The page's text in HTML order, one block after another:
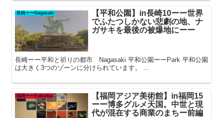
長崎ーーNagasaki
【平和公園】in長崎10ーー世界
でふたつしかない悲劇の地、ナ
ガサキを最後の被爆地にーー
長崎ーー平和と祈りの都市 Nagasaki 平和公園ーーPark 平和公園
は大きく3つのゾーンに分けられています。 ...
福岡ーーFukuoka
【福岡アジア美術館】in福岡15
ーー博多グルメ天国。中世と現
代が混在する商業のまちー前編